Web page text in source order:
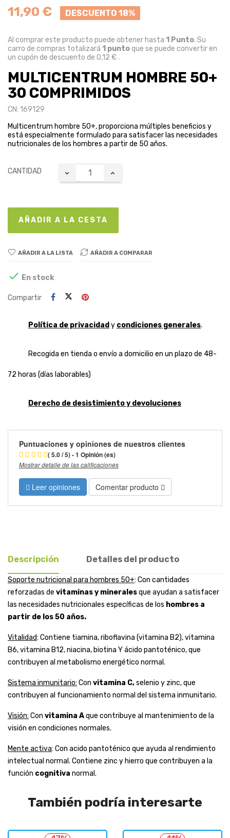
11,90 € DESCUENTO 18%
Al comprar este producto puede obtener hasta 1 Punto. Su
carro de compras totalizará 1 puntoque se puede convertir en
un cupón de descuento de 0,12 €.
MULTICENTRUM HOMBRE 50+
30 COMPRIMIDOS
CN: 169129
Multicentrum hombre 50+, proporciona múltiples beneficios y
está especialmente formulado para satisfacer las necesidades
nutricionales de los hombres a partir de 50 años.
CANTIDAD
AÑADIR A LA CESTA
AÑADIR A LA LISTA AÑADIR A COMPARAR
 En stock
Compartir
Política de privacidad y condiciones generales.
Recogida en tienda o envío a domicilio en un plazo de 48-
72 horas (días laborables)
Derecho de desistimiento y devoluciones
Puntuaciones y opiniones de nuestros clientes
( 5.0 / 5) - 1 Opinión (es)
Mostrar detalle de las calificaciones
Leer opiniones Comentar producto
Descripción Detalles del producto
Soporte nutricional para hombres 50+: Con cantidades
reforzadas de vitaminas y mineralesque ayudan a satisfacer
las necesidades nutricionales específicas de los hombres a
partir de los 50 años.
Vitalidad: Contiene tiamina, riboflavina (vitamina B2), vitamina
B6, vitamina B12, niacina, biotina Y ácido pantoténico, que
contribuyen al metabolismo energético normal.
Sistema inmunitario: Con vitamina C,selenio y zinc, que
contribuyen al funcionamiento normal del sistema inmunitario.
Visión: Con vitamina Aque contribuye al mantenimiento de la
visión en condiciones normales.
Mente activa: Con acido pantoténico que ayuda al rendimiento
intelectual normal. Contiene zinc y hierro que contribuyen a la
función cognitiva normal.
También podría interesarte